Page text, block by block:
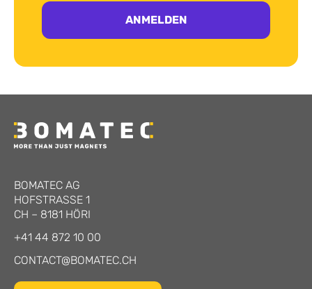
ANMELDEN
BOMATEC AG
HOFSTRASSE 1
CH – 8181 HÖRI
+41 44 872 10 00
CONTACT@BOMATEC.CH